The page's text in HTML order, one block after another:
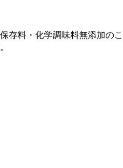
料・化学調味料無添加の